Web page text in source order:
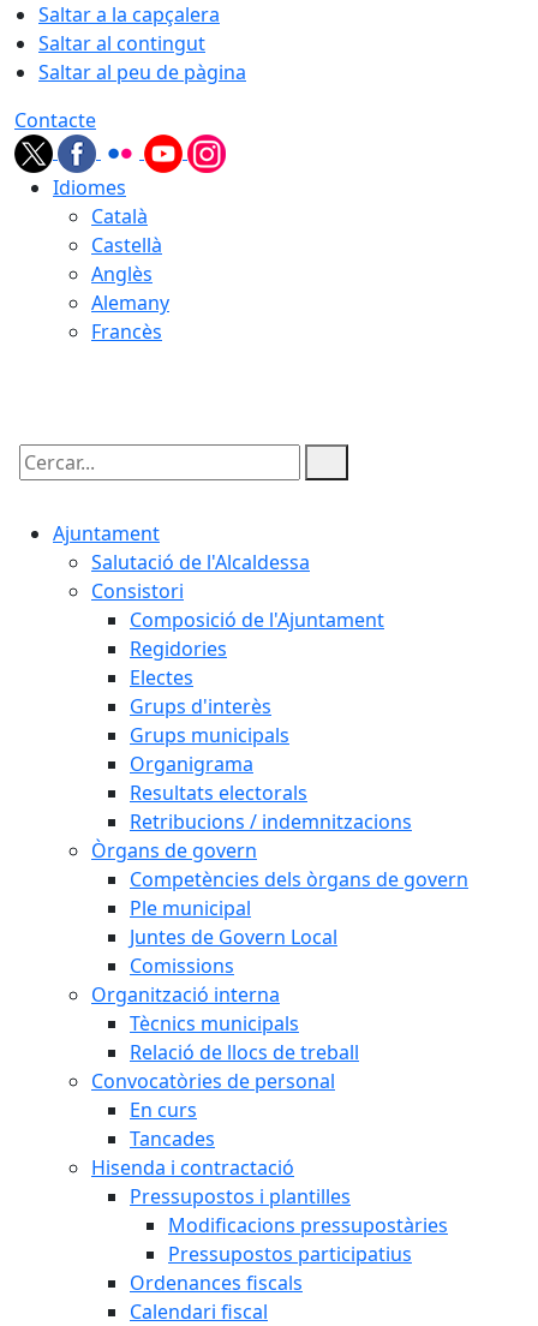
Saltar a la capçalera
Saltar al contingut
Saltar al peu de pàgina
Contacte
Idiomes
Català
Castellà
Anglès
Alemany
Francès
Cercar:
Ajuntament
Salutació de l'Alcaldessa
Consistori
Composició de l'Ajuntament
Regidories
Electes
Grups d'interès
Grups municipals
Organigrama
Resultats electorals
Retribucions / indemnitzacions
Òrgans de govern
Competències dels òrgans de govern
Ple municipal
Juntes de Govern Local
Comissions
Organització interna
Tècnics municipals
Relació de llocs de treball
Convocatòries de personal
En curs
Tancades
Hisenda i contractació
Pressupostos i plantilles
Modificacions pressupostàries
Pressupostos participatius
Ordenances fiscals
Calendari fiscal